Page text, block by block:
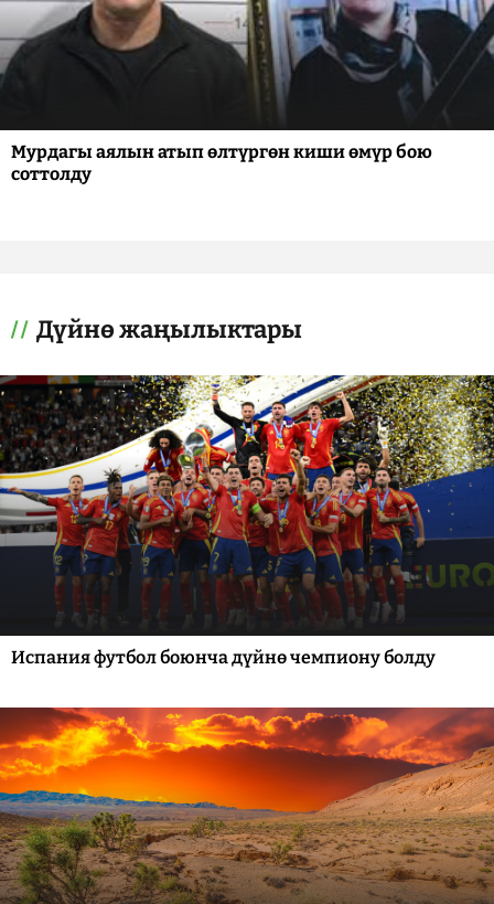
Мурдагы аялын атып өлтүргөн киши өмүр бою
соттолду
Дүйнө жаңылыктары
Испания футбол боюнча дүйнө чемпиону болду